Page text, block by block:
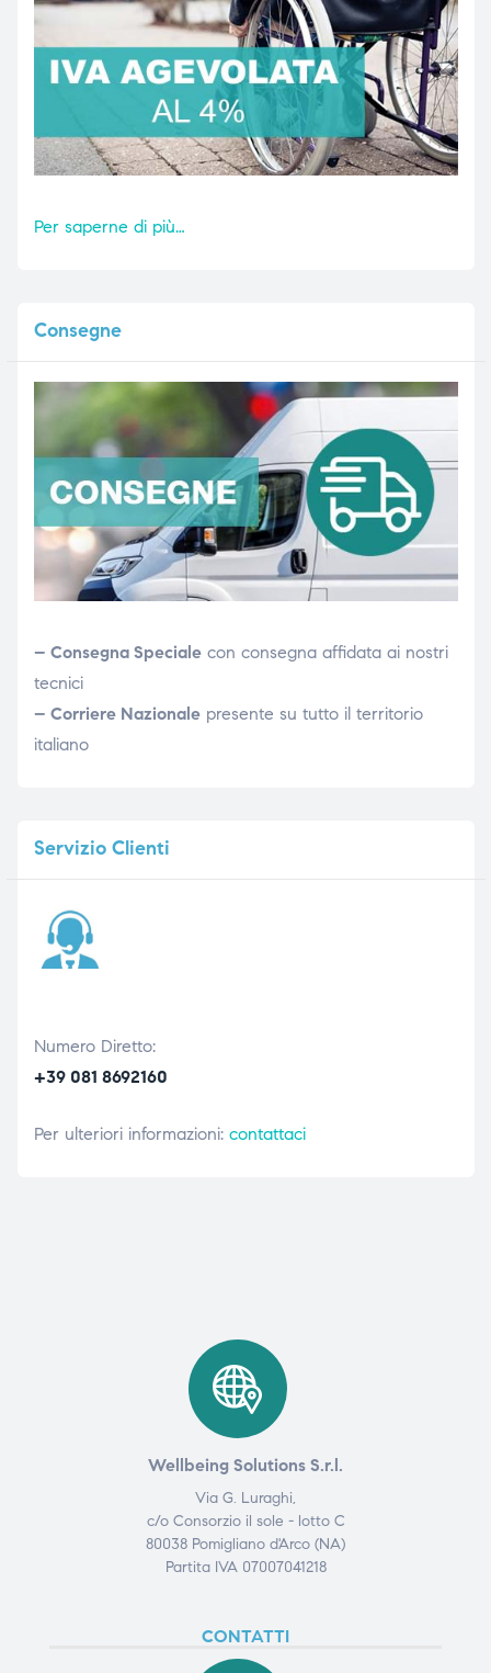
Per saperne di più…
Consegne
– Consegna Specialecon consegna affidata ai nostri
tecnici
– Corriere Nazionalepresente su tutto il territorio
italiano
ServizioClienti
Numero Diretto:
+39 081 8692160
Per ulteriori informazioni: contattaci
Wellbeing Solutions S.r.l.
Via G. Luraghi,
c/o Consorzio il sole - lotto C
80038 Pomigliano d'Arco (NA)
Partita IVA 07007041218
CONTATTI